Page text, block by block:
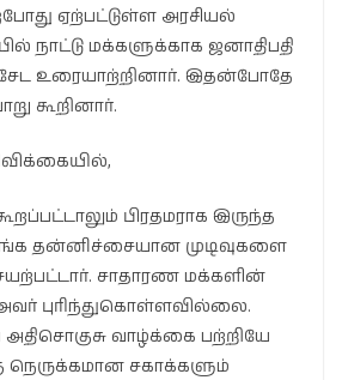
ஏற்பட்டுள்ள அரசியல்
நாட்டு மக்களுக்காக ஜனாதிபதி
உரையாற்றினார். இதன்போதே
கூறினார்.
பிரதமராக இருந்த
தன்னிச்சையான முடிவுகளை
சாதாரண மக்களின்
புரிந்துகொள்ளவில்லை.
அதிசொகுசு வாழ்க்கை பற்றியே
நெருக்கமான சகாக்களும்